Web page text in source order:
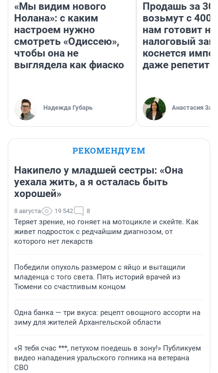
«Мы видим нового
Нолана»: с каким
настроем нужно
смотреть «Одиссею»,
чтобы она не
выглядела как фиаско
Надежда Губарь
Продашь за
возьмут с
нам готовит
налоговый
коснется
даже
Анастасия
РЕКОМЕНДУЕМ
Накипело у младшей сестры: «Она
уехала жить, а я осталась быть
хорошей»
8 августа 19 542 8
Теряет зрение, но гоняет на мотоцикле и скейте. Как
живет подросток с редчайшим диагнозом, от
которого нет лекарств
Победили опухоль размером с яйцо и вытащили
младенца с того света. Пять историй врачей из
Тюмени со счастливым концом
Одна банка — три вкуса: рецепт овощного ассорти на
зиму для жителей Архангельской области
«Я тебя счас ***, петухом поедешь в зону!» Публикуем
видео нападения уральского гопника на ветерана
СВО